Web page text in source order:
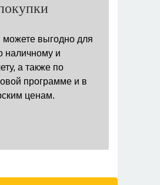
выгодно для
наличному и
а также по
программе и в
ценам.